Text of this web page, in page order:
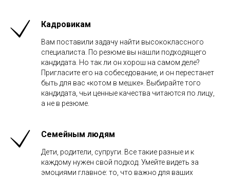
Кадровикам
Вам поставили задачу найти высококлассного
специалиста. По резюме вы нашли подходящего
кандидата. Но так ли он хорош на самом деле?
Пригласите его на собеседование, и он перестанет
быть для вас «котом в мешке». Выбирайте того
кандидата, чьи ценные качества читаются по лицу,
а не в резюме.
Семейным людям
Дети, родители, супруги. Все такие разные и к
каждому нужен свой подход. Умейте видеть за
эмоциями главное: то, что важно для ваших